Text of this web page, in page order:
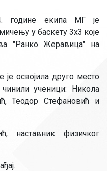
године екипа МГ је
у баскету 3х3 које
"Ранко Жеравица" на
је освојила друго место
ученици: Никола
Теодор Стефановић и
физичког